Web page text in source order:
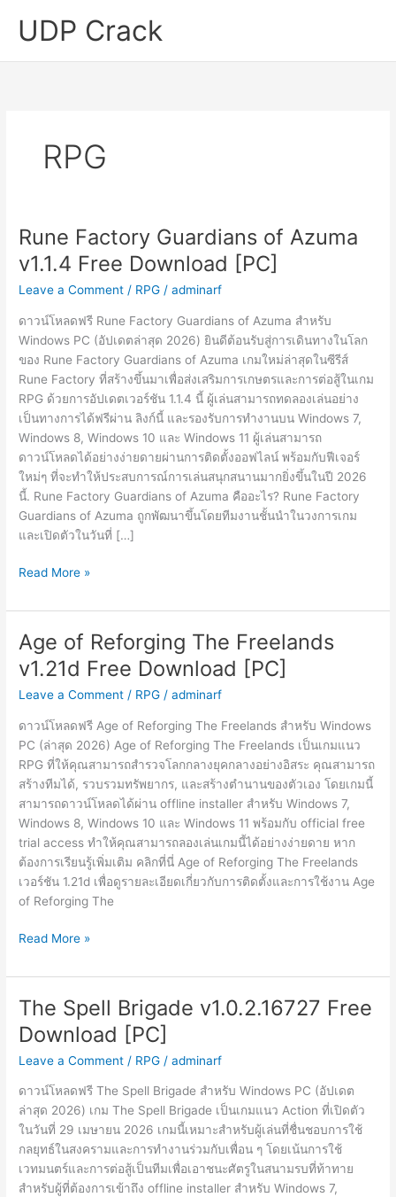
UDP Crack
RPG
Rune Factory Guardians of Azuma
v1.1.4 Free Download [PC]
Leave a Comment / RPG /adminarf
ดาวน์โหลดฟรี Rune Factory Guardians of Azuma สำหรับ
Windows PC (อัปเดตล่าสุด 2026) ยินดีต้อนรับสู่การเดินทางในโลก
ของ Rune Factory Guardians of Azuma เกมใหม่ล่าสุดในซีรีส์
Rune Factory ที่สร้างขึ้นมาเพื่อส่งเสริมการเกษตรและการต่อสู้ในเกม
RPG ด้วยการอัปเดตเวอร์ชัน 1.1.4 นี้ ผู้เล่นสามารถทดลองเล่นอย่าง
เป็นทางการได้ฟรีผ่าน ลิงก์นี้ และรองรับการทำงานบน Windows 7,
Windows 8, Windows 10 และ Windows 11 ผู้เล่นสามารถ
ดาวน์โหลดได้อย่างง่ายดายผ่านการติดตั้งออฟไลน์ พร้อมกับฟีเจอร์
ใหม่ๆ ที่จะทำให้ประสบการณ์การเล่นสนุกสนานมากยิ่งขึ้นในปี 2026
นี้. Rune Factory Guardians of Azuma คืออะไร? Rune Factory
Guardians of Azuma ถูกพัฒนาขึ้นโดยทีมงานชั้นนำในวงการเกม
และเปิดตัวในวันที่ […]
Rune
Guardians
of
Azuma
v1.1.4
Free
[PC]
Read More »
Age of Reforging The Freelands
v1.21d Free Download [PC]
Leave a Comment / RPG /adminarf
ดาวน์โหลดฟรี Age of Reforging The Freelands สำหรับ Windows
PC (ล่าสุด 2026) Age of Reforging The Freelands เป็นเกมแนว
RPG ที่ให้คุณสามารถสำรวจโลกกลางยุคกลางอย่างอิสระ คุณสามารถ
สร้างทีมได้, รวบรวมทรัพยากร, และสร้างตำนานของตัวเอง โดยเกมนี้
สามารถดาวน์โหลดได้ผ่าน offline installer สำหรับ Windows 7,
Windows 8, Windows 10 และ Windows 11 พร้อมกับ official free
trial access ทำให้คุณสามารถลองเล่นเกมนี้ได้อย่างง่ายดาย หาก
ต้องการเรียนรู้เพิ่มเติม คลิกที่นี่ Age of Reforging The Freelands
เวอร์ชัน 1.21d เพื่อดูรายละเอียดเกี่ยวกับการติดตั้งและการใช้งาน Age
of Reforging The
Age
Reforging
Freelands
v1.21d
Free
[PC]
Read More »
The Spell Brigade v1.0.2.16727 Free
Download [PC]
Leave a Comment / RPG /adminarf
ดาวน์โหลดฟรี The Spell Brigade สำหรับ Windows PC (อัปเดต
ล่าสุด 2026) เกม The Spell Brigade เป็นเกมแนว Action ที่เปิดตัว
ในวันที่ 29 เมษายน 2026 เกมนี้เหมาะสำหรับผู้เล่นที่ชื่นชอบการใช้
กลยุทธ์ในสงครามและการทำงานร่วมกับเพื่อน ๆ โดยเน้นการใช้
เวทมนตร์และการต่อสู้เป็นทีมเพื่อเอาชนะศัตรูในสนามรบที่ท้าทาย
สำหรับผู้ที่ต้องการเข้าถึง offline installer สำหรับ Windows 7,